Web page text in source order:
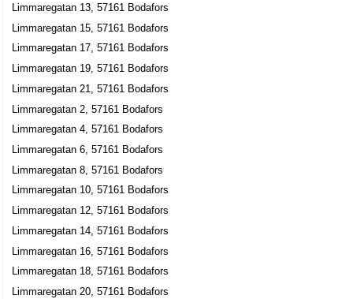
Limmaregatan 13, 57161 Bodafors
Limmaregatan 15, 57161 Bodafors
Limmaregatan 17, 57161 Bodafors
Limmaregatan 19, 57161 Bodafors
Limmaregatan 21, 57161 Bodafors
Limmaregatan 2, 57161 Bodafors
Limmaregatan 4, 57161 Bodafors
Limmaregatan 6, 57161 Bodafors
Limmaregatan 8, 57161 Bodafors
Limmaregatan 10, 57161 Bodafors
Limmaregatan 12, 57161 Bodafors
Limmaregatan 14, 57161 Bodafors
Limmaregatan 16, 57161 Bodafors
Limmaregatan 18, 57161 Bodafors
Limmaregatan 20, 57161 Bodafors